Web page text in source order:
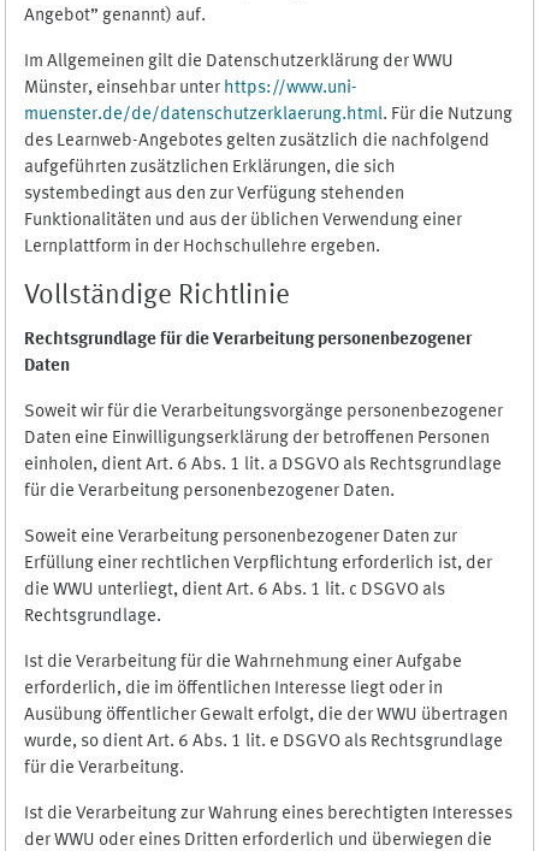
Angebot” genannt) auf.
Im Allgemeinen gilt die Datenschutzerklärung der WWU
Münster, einsehbar unter https://www.uni-
muenster.de/de/datenschutzerklaerung.html. Für die Nutzung
des Learnweb-Angebotes gelten zusätzlich die nachfolgend
aufgeführten zusätzlichen Erklärungen, die sich
systembedingt aus den zur Verfügung stehenden
Funktionalitäten und aus der üblichen Verwendung einer
Lernplattform in der Hochschullehre ergeben.
Vollständige Richtlinie
Rechtsgrundlage für die Verarbeitung personenbezogener
Daten
Soweit wir für die Verarbeitungsvorgänge personenbezogener
Daten eine Einwilligungserklärung der betroffenen Personen
einholen, dient Art. 6 Abs. 1 lit. a DSGVO als Rechtsgrundlage
für die Verarbeitung personenbezogener Daten.
Soweit eine Verarbeitung personenbezogener Daten zur
Erfüllung einer rechtlichen Verpflichtung erforderlich ist, der
die WWU unterliegt, dient Art. 6 Abs. 1 lit. c DSGVO als
Rechtsgrundlage.
Ist die Verarbeitung für die Wahrnehmung einer Aufgabe
erforderlich, die im öffentlichen Interesse liegt oder in
Ausübung öffentlicher Gewalt erfolgt, die der WWU übertragen
wurde, so dient Art. 6 Abs. 1 lit. e DSGVO als Rechtsgrundlage
für die Verarbeitung.
Ist die Verarbeitung zur Wahrung eines berechtigten Interesses
der WWU oder eines Dritten erforderlich und überwiegen die